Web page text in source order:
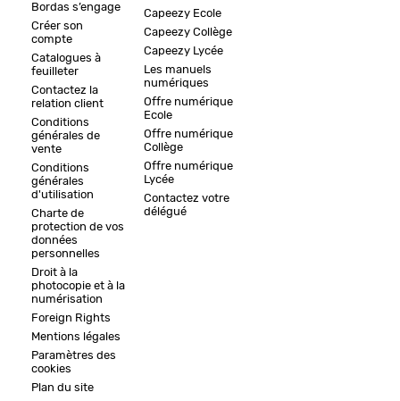
Bordas s’engage
Créer son
compte
Catalogues à
feuilleter
Contactez la
relation client
Conditions
générales de
vente
Conditions
générales
d'utilisation
Charte de
protection de vos
données
personnelles
Droit à la
photocopie et à la
numérisation
Foreign Rights
Mentions légales
Paramètres des
cookies
Plan du site
Capeezy Ecole
Capeezy Collège
Capeezy Lycée
Les manuels
numériques
Offre numérique
Ecole
Offre numérique
Collège
Offre numérique
Lycée
Contactez votre
délégué